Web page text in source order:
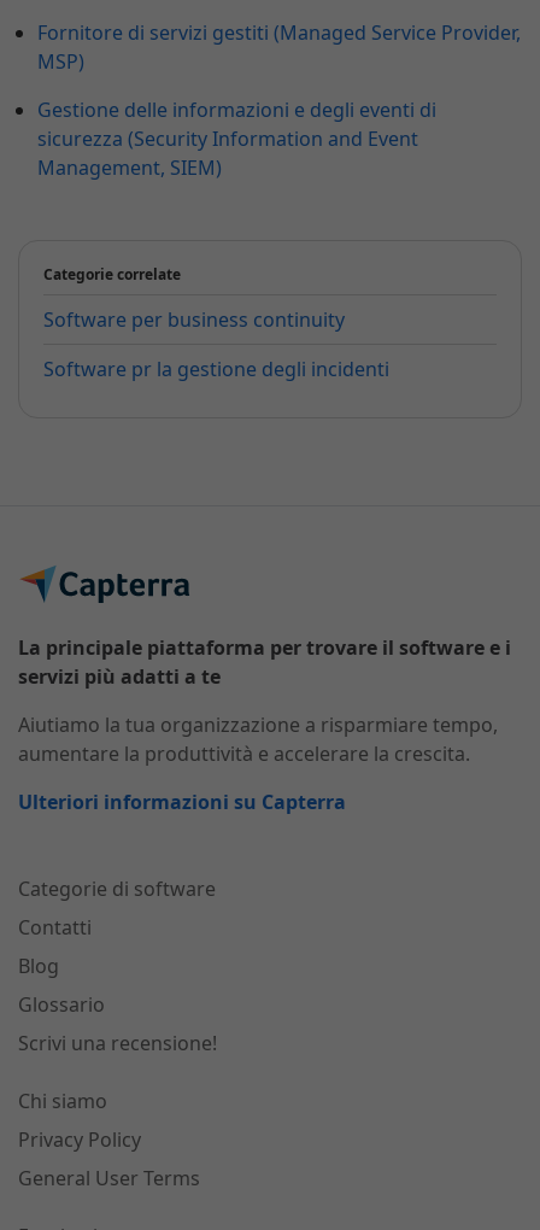
Fornitore di servizi gestiti (Managed Service Provider,
MSP)
Gestione delle informazioni e degli eventi di
sicurezza (Security Information and Event
Management, SIEM)
Categorie correlate
Software per business continuity
Software pr la gestione degli incidenti
La principale piattaforma per trovare il software e i
servizi più adatti a te
Aiutiamo la tua organizzazione a risparmiare tempo,
aumentare la produttività e accelerare la crescita.
Ulteriori informazioni su Capterra
Categorie di software
Contatti
Blog
Glossario
Scrivi una recensione!
Chi siamo
Privacy Policy
General User Terms